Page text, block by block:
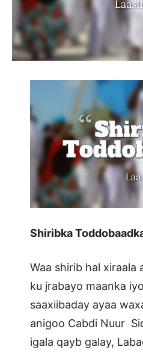
Shiribka
Waa shirib hal xiraala
ku jrabayo maanka
saaxiibaday ayaa
anigoo Cabdi Nuur
igala qayb galay,